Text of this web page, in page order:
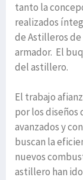
tanto la
realizados
de Astilleros
armador. El
del astillero.
El trabajo
por los
avanzados y
buscan la
nuevos
astillero han